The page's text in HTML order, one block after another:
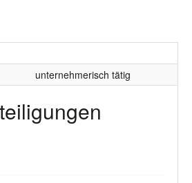
unternehmerisch tätig